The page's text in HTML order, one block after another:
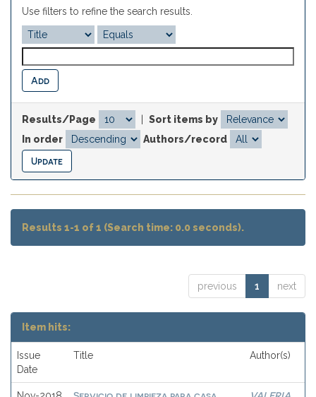
Use filters to refine the search results.
Results/Page
Sort items by
In order
Authors/record
Results 1-1 of 1 (Search time: 0.0 seconds).
previous 1 next
Item hits:
Issue
Date
Title Author(s)